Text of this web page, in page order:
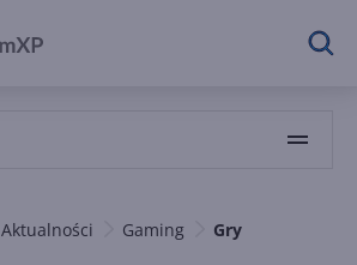
Aktualności Gaming Gry